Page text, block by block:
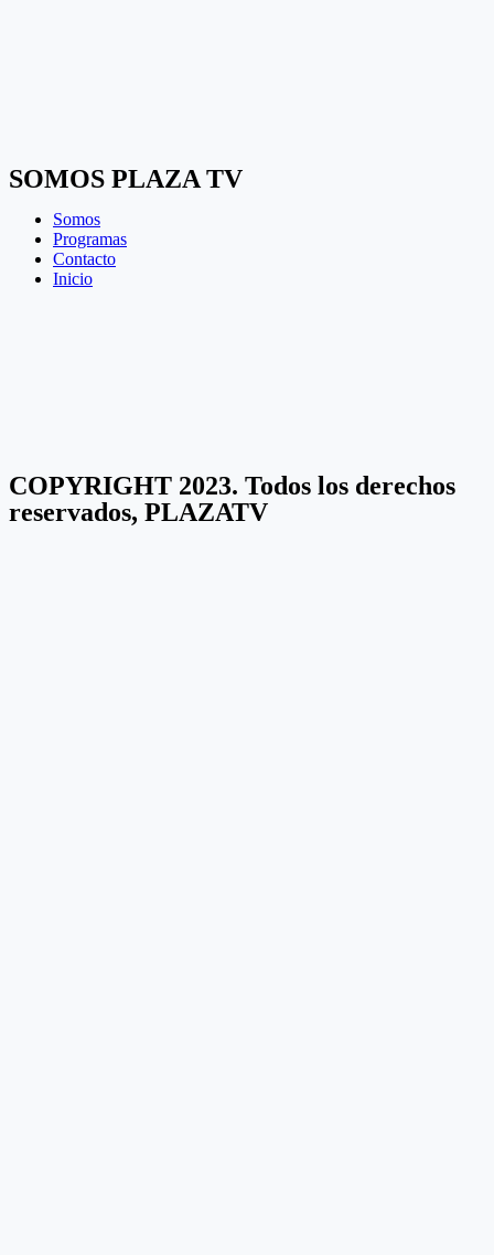
SOMOS PLAZA TV
Somos
Programas
Contacto
Inicio
COPYRIGHT 2023. Todos los derechos
reservados, PLAZATV